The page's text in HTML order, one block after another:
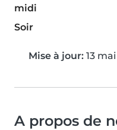
midi
Soir
Mise à jour: 13
A propos de